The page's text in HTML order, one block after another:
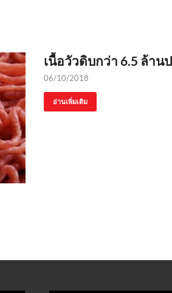
เนื้อวัวดิบกว่า 6.5 ล้าน
06/10/2018
อ่านเพิ่มเติม